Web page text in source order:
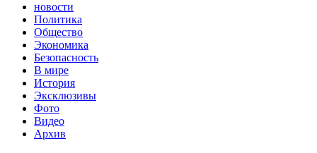
новости
Политика
Общество
Экономика
Безопасность
В мире
История
Эксклюзивы
Фото
Видео
Архив